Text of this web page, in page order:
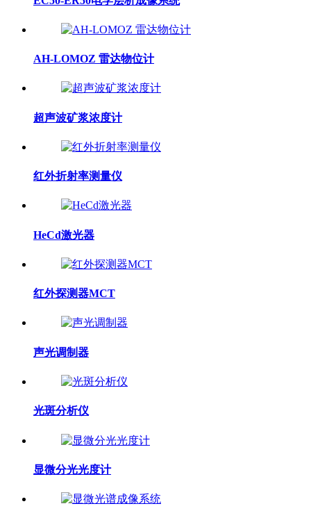
AH-LOMOZ 雷达物位计
超声波矿浆浓度计
红外折射率测量仪
HeCd激光器
红外探测器MCT
声光调制器
光斑分析仪
显微分光光度计